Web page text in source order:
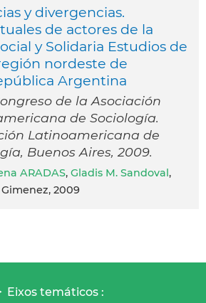
y divergencias.
de actores de la
y Solidaria Estudios de
nordeste de
Argentina
de la Asociación
de Sociología.
Latinoamericana de
Buenos Aires, 2009.
ARADAS, Gladis M. Sandoval,
Gimenez, 2009
Eixos temáticos :